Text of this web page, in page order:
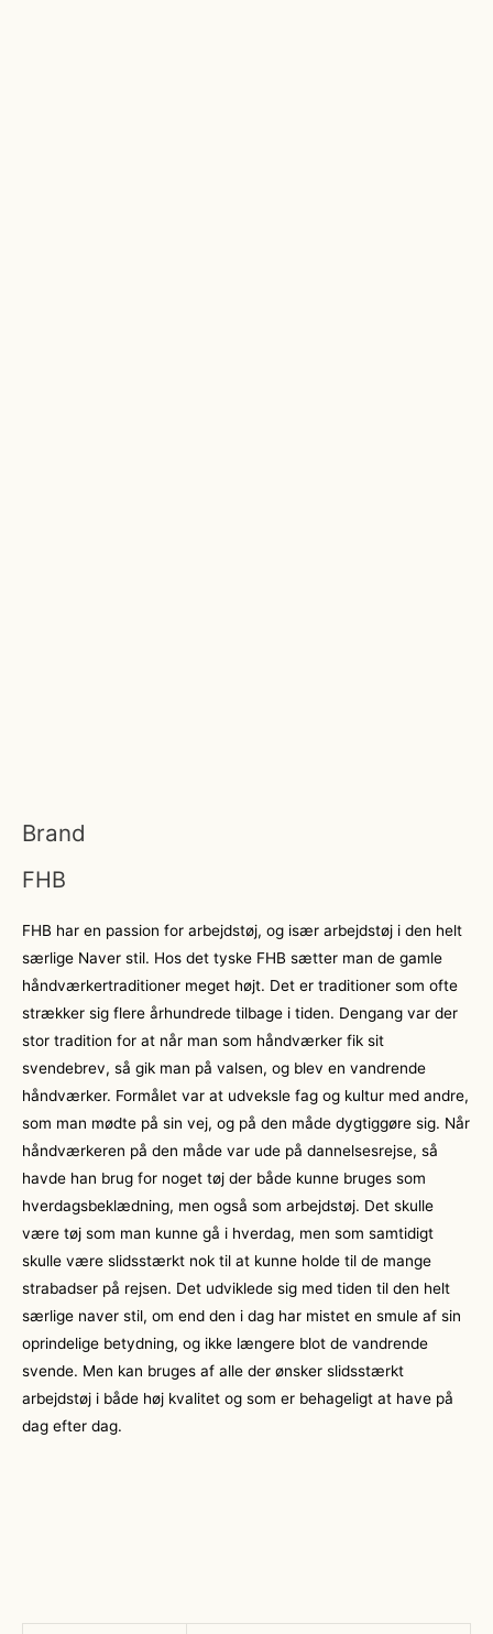
Brand
FHB
FHB har en passion for arbejdstøj, og især arbejdstøj i den helt
særlige Naver stil. Hos det tyske FHB sætter man de gamle
håndværkertraditioner meget højt. Det er traditioner som ofte
strækker sig flere århundrede tilbage i tiden. Dengang var der
stor tradition for at når man som håndværker fik sit
svendebrev, så gik man på valsen, og blev en vandrende
håndværker. Formålet var at udveksle fag og kultur med andre,
som man mødte på sin vej, og på den måde dygtiggøre sig. Når
håndværkeren på den måde var ude på dannelsesrejse, så
havde han brug for noget tøj der både kunne bruges som
hverdagsbeklædning, men også som arbejdstøj. Det skulle
være tøj som man kunne gå i hverdag, men som samtidigt
skulle være slidsstærkt nok til at kunne holde til de mange
strabadser på rejsen. Det udviklede sig med tiden til den helt
særlige naver stil, om end den i dag har mistet en smule af sin
oprindelige betydning, og ikke længere blot de vandrende
svende. Men kan bruges af alle der ønsker slidsstærkt
arbejdstøj i både høj kvalitet og som er behageligt at have på
dag efter dag.